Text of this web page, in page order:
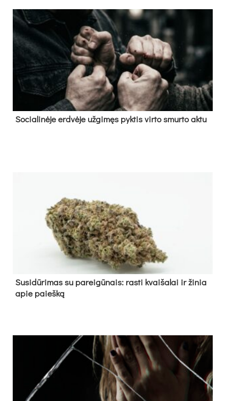
So­cia­li­nė­je erd­vė­je už­gi­męs pyk­tis vir­to smur­to ak­tu
Su­si­dū­ri­mas su pa­rei­gū­nais: ras­ti kvai­ša­lai ir ži­nia
apie paieš­ką